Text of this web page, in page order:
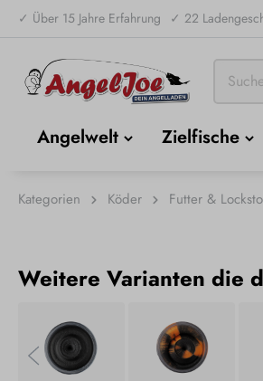
✓ Über 15 Jahre Erfahrung ✓ 22
Angelwelt Zielfische
Kategorien Köder Futter &
Weitere Varianten die